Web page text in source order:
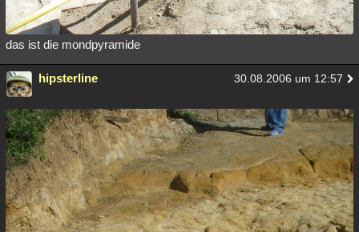
das ist die mondpyramide
hipsterline 30.08.2006 um 12:57